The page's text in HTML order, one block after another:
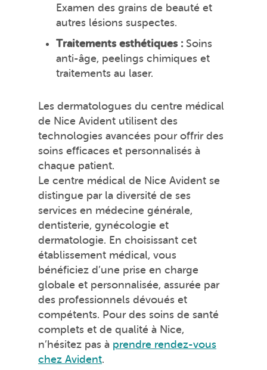
Examen des grains de beauté et
autres lésions suspectes.
Traitements esthétiques : Soins
anti-âge, peelings chimiques et
traitements au laser.
Les dermatologues du centre médical
de Nice Avident utilisent des
technologies avancées pour offrir des
soins efficaces et personnalisés à
chaque patient.
Le centre médical de Nice Avident se
distingue par la diversité de ses
services en médecine générale,
dentisterie, gynécologie et
dermatologie. En choisissant cet
établissement médical, vous
bénéficiez d’une prise en charge
globale et personnalisée, assurée par
des professionnels dévoués et
compétents. Pour des soins de santé
complets et de qualité à Nice,
n’hésitez pas à prendre rendez-vous
chez Avident.